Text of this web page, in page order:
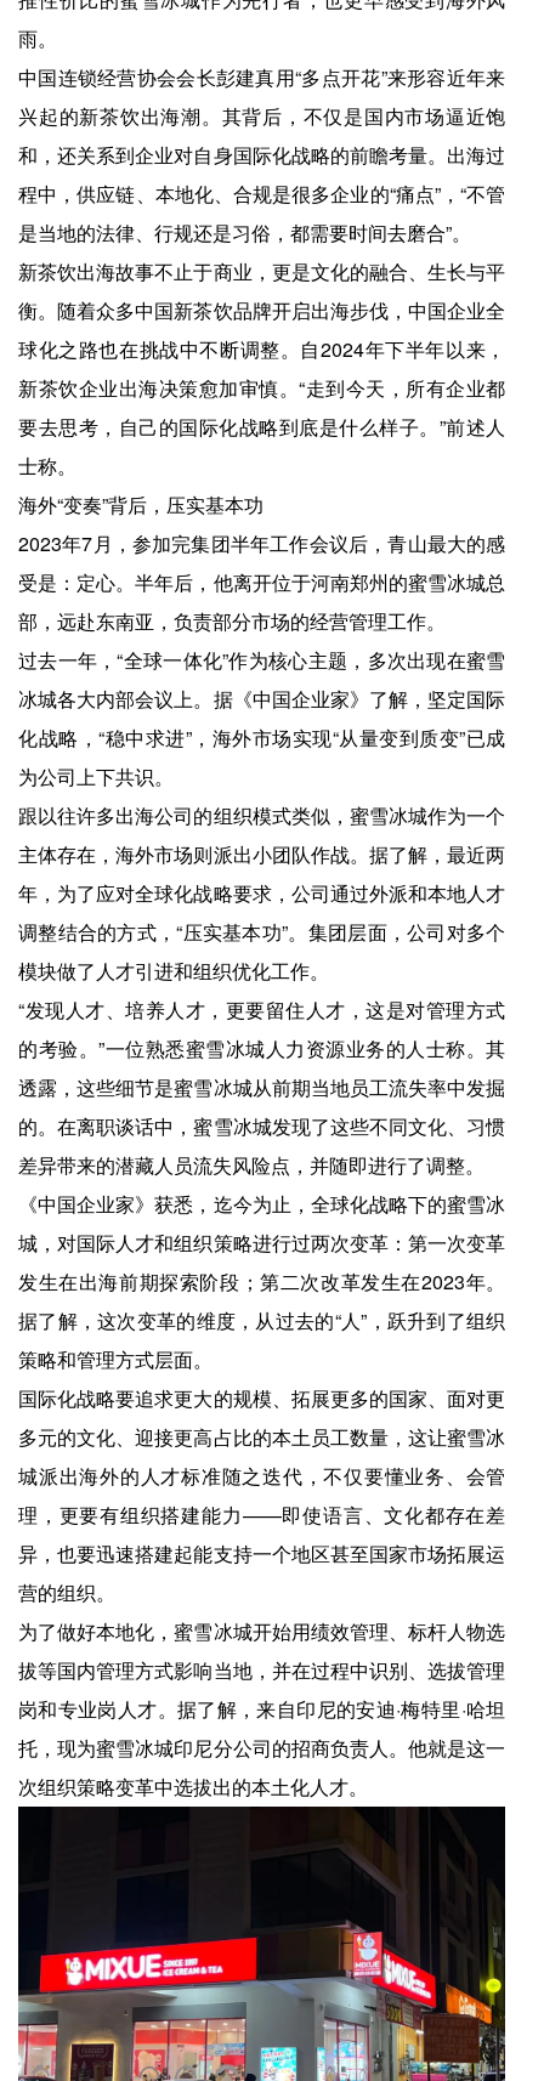
雨。
中国连锁经营协会会长彭建真用“多点开花”来形容近年来
兴起的新茶饮出海潮。其背后，不仅是国内市场逼近饱
和，还关系到企业对自身国际化战略的前瞻考量。出海过
程中，供应链、本地化、合规是很多企业的“痛点”，“不管
是当地的法律、行规还是习俗，都需要时间去磨合”。
新茶饮出海故事不止于商业，更是文化的融合、生长与平
衡。随着众多中国新茶饮品牌开启出海步伐，中国企业全
球化之路也在挑战中不断调整。自2024年下半年以来，
新茶饮企业出海决策愈加审慎。“走到今天，所有企业都
要去思考，自己的国际化战略到底是什么样子。”前述人
士称。
海外“变奏”背后，压实基本功
2023年7月，参加完集团半年工作会议后，青山最大的感
受是：定心。半年后，他离开位于河南郑州的蜜雪冰城总
部，远赴东南亚，负责部分市场的经营管理工作。
过去一年，“全球一体化”作为核心主题，多次出现在蜜雪
冰城各大内部会议上。据《中国企业家》了解，坚定国际
化战略，“稳中求进”，海外市场实现“从量变到质变”已成
为公司上下共识。
跟以往许多出海公司的组织模式类似，蜜雪冰城作为一个
主体存在，海外市场则派出小团队作战。据了解，最近两
年，为了应对全球化战略要求，公司通过外派和本地人才
调整结合的方式，“压实基本功”。集团层面，公司对多个
模块做了人才引进和组织优化工作。
“发现人才、培养人才，更要留住人才，这是对管理方式
的考验。”一位熟悉蜜雪冰城人力资源业务的人士称。其
透露，这些细节是蜜雪冰城从前期当地员工流失率中发掘
的。在离职谈话中，蜜雪冰城发现了这些不同文化、习惯
差异带来的潜藏人员流失风险点，并随即进行了调整。
《中国企业家》获悉，迄今为止，全球化战略下的蜜雪冰
城，对国际人才和组织策略进行过两次变革：第一次变革
发生在出海前期探索阶段；第二次改革发生在2023年。
据了解，这次变革的维度，从过去的“人”，跃升到了组织
策略和管理方式层面。
国际化战略要追求更大的规模、拓展更多的国家、面对更
多元的文化、迎接更高占比的本土员工数量，这让蜜雪冰
城派出海外的人才标准随之迭代，不仅要懂业务、会管
理，更要有组织搭建能力——即使语言、文化都存在差
异，也要迅速搭建起能支持一个地区甚至国家市场拓展运
营的组织。
为了做好本地化，蜜雪冰城开始用绩效管理、标杆人物选
拔等国内管理方式影响当地，并在过程中识别、选拔管理
岗和专业岗人才。据了解，来自印尼的安迪·梅特里·哈坦
托，现为蜜雪冰城印尼分公司的招商负责人。他就是这一
次组织策略变革中选拔出的本土化人才。